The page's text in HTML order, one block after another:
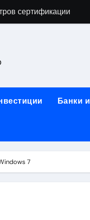
сертификации
и
базальтового
для освоения
от проектной
Банки
7